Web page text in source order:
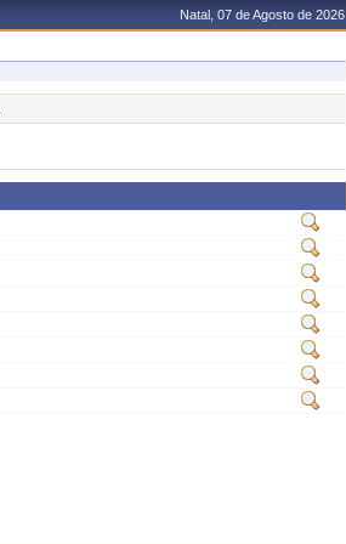
Natal, 07 de Agosto de 2026